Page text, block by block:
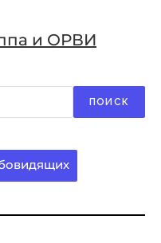
и ОРВИ
ПОИСК